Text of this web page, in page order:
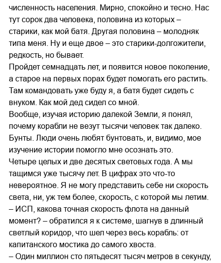
численность населения. Мирно, спокойно и тесно. Нас
тут сорок два человека, половина из которых –
старики, как мой батя. Другая половина – молодняк
типа меня. Ну и еще двое – это старики-долгожители,
редкость, но бывает.
Пройдет семнадцать лет, и появится новое поколение,
а старое на первых порах будет помогать его растить.
Там командовать уже буду я, а батя будет сидеть с
внуком. Как мой дед сидел со мной.
Вообще, изучая историю далекой Земли, я понял,
почему корабли не везут тысячи человек так далеко.
Бунты. Люди очень любят бунтовать, и, видимо, мое
изучение истории помогло мне осознать это.
Четыре целых и две десятых световых года. А мы
тащимся уже тысячу лет. В цифрах это что-то
невероятное. Я не могу представить себе ни скорость
света, ни, уж тем более, скорость, с которой мы летим.
– ИСП, какова точная скорость флота на данный
момент? – обратился я к системе, шагнув в длинный
светлый коридор, что шел через весь корабль: от
капитанского мостика до самого хвоста.
– Один миллион сто пятьдесят тысяч метров в секунду,